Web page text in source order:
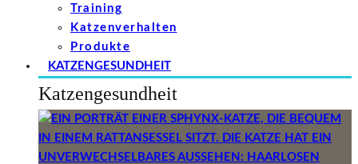
Training
Katzenverhalten
Produkte
KATZENGESUNDHEIT
Katzengesundheit